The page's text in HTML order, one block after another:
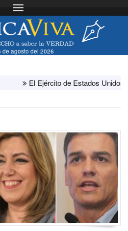
Toggle navigation
de agosto del 2026
El Ejército de Estados Unidos ha